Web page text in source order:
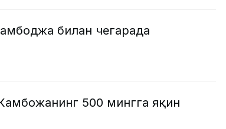
билан чегарада
500 мингга яқин